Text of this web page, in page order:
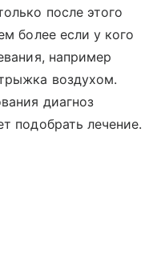
после этого
более если у кого
например
воздухом.
диагноз
подобрать лечение.